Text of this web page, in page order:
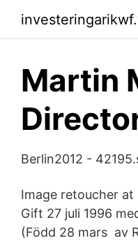
Martin
Berlin2012 -
Image retoucher
Gift 27 juli 1996
(Född 28 mars av